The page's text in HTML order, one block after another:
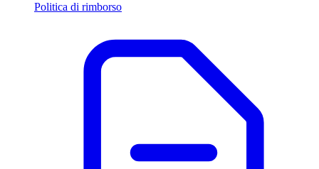
Politica di rimborso